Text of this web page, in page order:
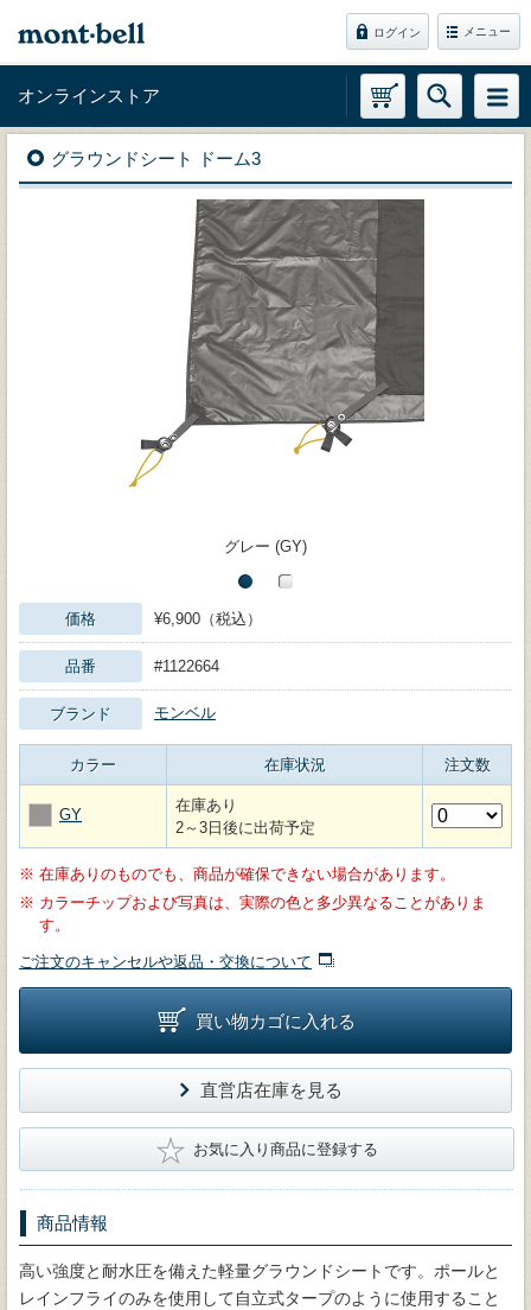
ログイン メニュー
オンラインストア
グラウンドシート ドーム3
グレー (GY)
価格 ¥6,900（税込）
品番 #1122664
ブランド モンベル
カラー 在庫状況 注文数
GY
在庫あり
2～3日後に出荷予定
※ 在庫ありのものでも、商品が確保できない場合があります。
※ カラーチップおよび写真は、実際の色と多少異なることがありま
す。
ご注文のキャンセルや返品・交換について
買い物カゴに入れる
直営店在庫を見る
★ お気に入り商品に登録する
商品情報
高い強度と耐水圧を備えた軽量グラウンドシートです。ポールと
レインフライのみを使用して自立式タープのように使用すること